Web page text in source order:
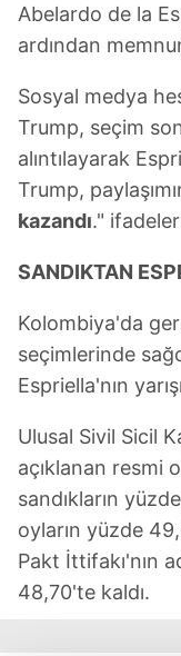
Abelardo de la
ardından
Sosyal medya
Trump, seçim
alıntılayarak
Trump,
kazandı."
SANDIKTAN
Kolombiya'da
seçimlerinde
Espriella'nın
Ulusal Sivil Sicil
açıklanan resmi
sandıkların
oyların yüzde
Pakt İttifakı'nın
48,70'te kaldı.